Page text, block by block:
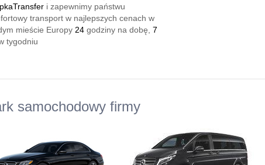
i zapewnimy państwu
transport w najlepszych cenach w
mieście Europy 24 godziny na dobę, 7
tygodniu
samochodowy firmy